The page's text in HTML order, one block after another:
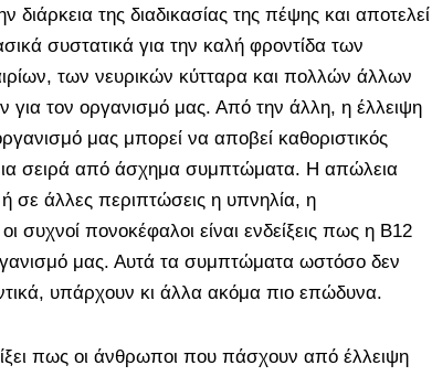
διάρκεια της διαδικασίας της πέψης και αποτελεί
συστατικά για την καλή φροντίδα των
των νευρικών κύτταρα και πολλών άλλων
για τον οργανισμό μας. Από την άλλη, η έλλειψη
μας μπορεί να αποβεί καθοριστικός
σειρά από άσχημα συμπτώματα. Η απώλεια
σε άλλες περιπτώσεις η υπνηλία, η
οι συχνοί πονοκέφαλοι είναι ενδείξεις πως η B12
μας. Αυτά τα συμπτώματα ωστόσο δεν
υπάρχουν κι άλλα ακόμα πιο επώδυνα.
πως οι άνθρωποι που πάσχουν από έλλειψη